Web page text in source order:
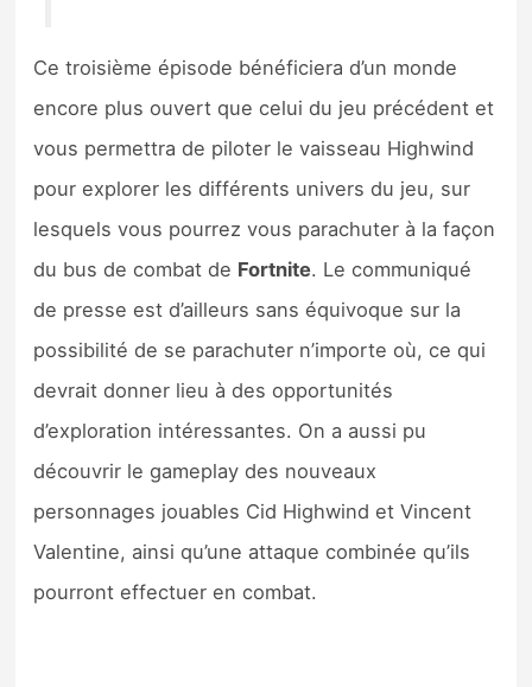
Ce troisième épisode bénéficiera d’un monde
encore plus ouvert que celui du jeu précédent et
vous permettra de piloter le vaisseau Highwind
pour explorer les différents univers du jeu, sur
lesquels vous pourrez vous parachuter à la façon
du bus de combat de Fortnite. Le communiqué
de presse est d’ailleurs sans équivoque sur la
possibilité de se parachuter n’importe où, ce qui
devrait donner lieu à des opportunités
d’exploration intéressantes. On a aussi pu
découvrir le gameplay des nouveaux
personnages jouables Cid Highwind et Vincent
Valentine, ainsi qu’une attaque combinée qu’ils
pourront effectuer en combat.